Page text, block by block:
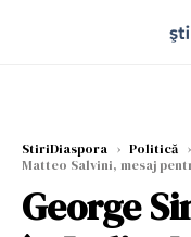
StiriDiaspora › Politică ›
Matteo Salvini, mesaj
George